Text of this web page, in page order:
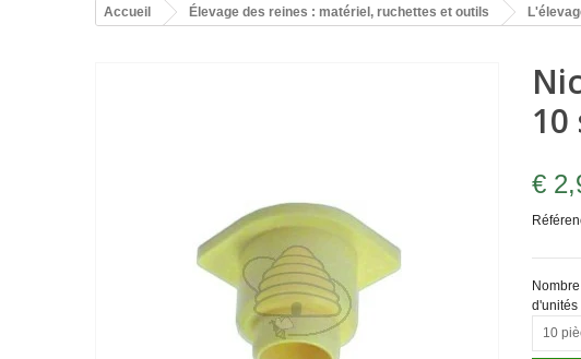
Accueil Élevage des reines : matériel, ruchettes et outils
10
€
Nombre
d'unités
10